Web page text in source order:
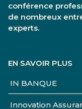
conférence
de nombreux
experts.
EN SAVOIR PLUS
IN BANQUE
Innovation